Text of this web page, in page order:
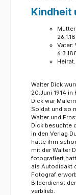
Kindheit
Vater:
Walter Dick
20.Juni 1914
Dick war
Soldat und so
Walter und
Dick besuchte
in den Verlag
hatte ihm
mit der Walter
fotografiert
als Autodidakt
Fotograf
Bilderdienst
verblieb.